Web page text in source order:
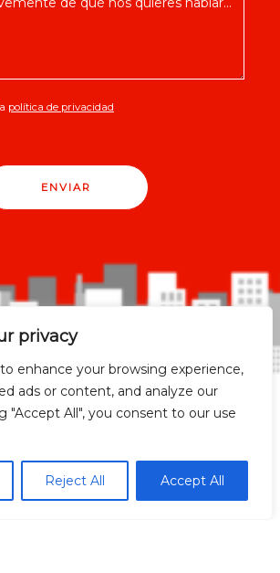
privacy
enhance your browsing experience,
ads or content, and analyze our
"Accept All", you consent to our use
Reject All Accept All
política de privacidad
ENVIAR